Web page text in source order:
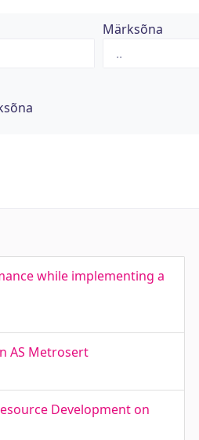
Märksõna
while implementing a
AS Metrosert
Development on